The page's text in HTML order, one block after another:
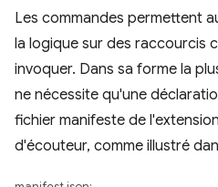
Les commandes permettent
la logique sur des raccourcis
invoquer. Dans sa forme la
ne nécessite qu'une
fichier manifeste de
d'écouteur, comme illustré